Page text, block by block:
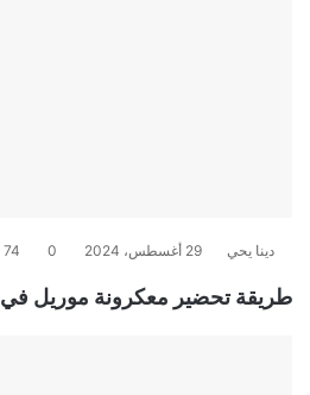
دينا يحي 29 أغسطس، 2024 0
74
طريقة تحضير معكرونة موريل في 4 خطوات